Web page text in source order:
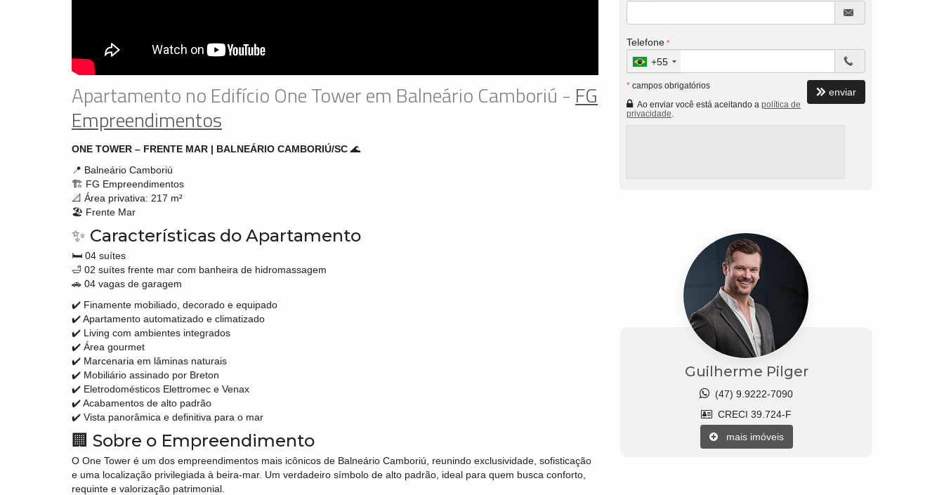
Apartamento no Edifício One Tower em Balneário Camboriú - FG
Empreendimentos
ONE TOWER – FRENTE MAR | BALNEÁRIO CAMBORIÚ/SC 🌊
📍 Balneário Camboriú
🏗️ FG Empreendimentos
📐 Área privativa: 217 m²
🏖️ Frente Mar
✨ Características do Apartamento
🛏️ 04 suítes
🛁 02 suítes frente mar com banheira de hidromassagem
🚗 04 vagas de garagem
✔️ Finamente mobiliado, decorado e equipado
✔️ Apartamento automatizado e climatizado
✔️ Living com ambientes integrados
✔️ Área gourmet
✔️ Marcenaria em lâminas naturais
✔️ Mobiliário assinado por Breton
✔️ Eletrodomésticos Elettromec e Venax
✔️ Acabamentos de alto padrão
✔️ Vista panorâmica e definitiva para o mar
🏢 Sobre o Empreendimento
O One Tower é um dos empreendimentos mais icônicos de Balneário Camboriú, reunindo exclusividade, sofisticação
e uma localização privilegiada à beira-mar. Um verdadeiro símbolo de alto padrão, ideal para quem busca conforto,
requinte e valorização patrimonial.
Telefone
+55
* campos obrigatórios
Ao enviar você está aceitando a política de
privacidade
enviar
Guilherme Pilger
(47) 9.9222-7090
CRECI 39.724-F
mais imóveis